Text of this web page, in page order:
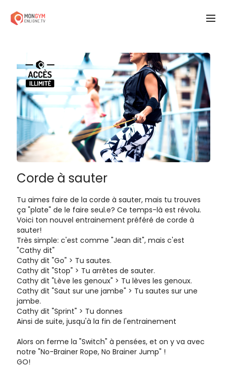
Corde à sauter
Tu aimes faire de la corde à sauter, mais tu trouves
ça "plate" de le faire seul.e? Ce temps-là est révolu.
Voici ton nouvel entrainement préféré de corde à
sauter!
Très simple: c'est comme "Jean dit", mais c'est
"Cathy dit"
Cathy dit "Go" > Tu sautes.
Cathy dit "Stop" > Tu arrêtes de sauter.
Cathy dit "Lève les genoux" > Tu lèves les genoux.
Cathy dit "Saut sur une jambe" > Tu sautes sur une
jambe.
Cathy dit "Sprint" > Tu donnes
Ainsi de suite, jusqu'à la fin de l'entrainement
Alors on ferme la "Switch" à pensées, et on y va avec
notre "No-Brainer Rope, No Brainer Jump" !
GO!